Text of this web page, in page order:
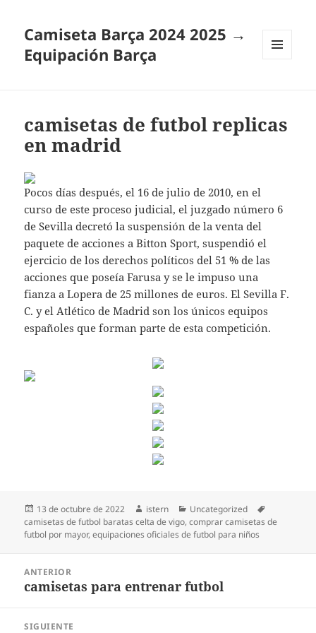
Camiseta Barça 2024 2025 →
Equipación Barça
camisetas de futbol replicas
en madrid
Pocos días después, el 16 de julio de 2010, en el
curso de este proceso judicial, el juzgado número 6
de Sevilla decretó la suspensión de la venta del
paquete de acciones a Bitton Sport, suspendió el
ejercicio de los derechos políticos del 51 % de las
acciones que poseía Farusa y se le impuso una
fianza a Lopera de 25 millones de euros. El Sevilla F.
C. y el Atlético de Madrid son los únicos equipos
españoles que forman parte de esta competición.
Publicado
el
13 de octubre de 2022 Autor
istern Categorías
Uncategorized
camisetas de futbol baratas celta de vigo,comprar camisetas de
futbol por mayor,equipaciones oficiales de futbol para niños
entradas
ANTERIOR
Entrada
camisetas para entrenar futbol
SIGUIENTE